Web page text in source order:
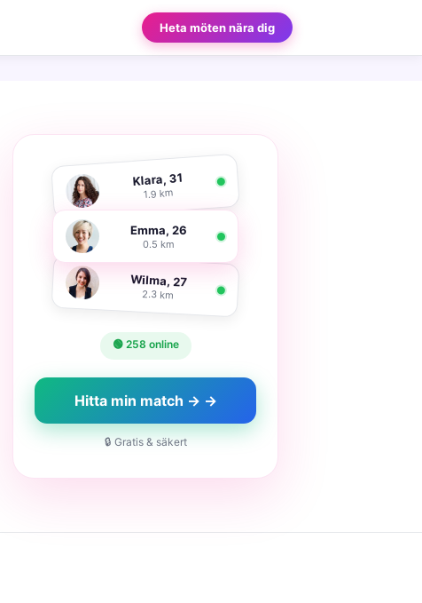
Heta möten nära dig
Klara, 31
1.9 km
Emma, 26
0.5 km
Wilma, 27
2.3 km
🟢 258 online
Hitta min match → →
🔒 Gratis & säkert